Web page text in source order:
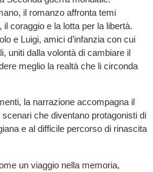
il romanzo affronta temi
coraggio e la lotta per la libertà.
e Luigi, amici d’infanzia con cui
uniti dalla volontà di cambiare il
meglio la realtà che li circonda
la narrazione accompagna il
che diventano protagonisti di
e al difficile percorso di rinascita
un viaggio nella memoria,